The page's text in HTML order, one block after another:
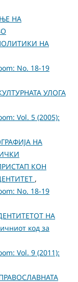
НА
НА
No. 18-19
УЛОГА
Vol. 5 (2005):
НА
КОН
,
No. 18-19
НА
код за
Vol. 9 (2011):